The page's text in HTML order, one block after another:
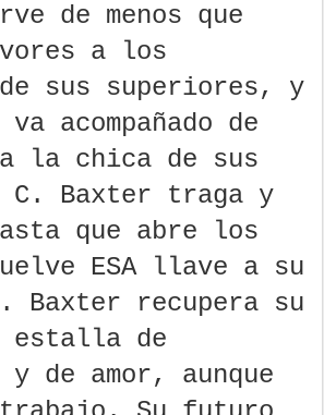
de menos que
a los
sus superiores, y
acompañado de
la chica de sus
C. Baxter traga y
que abre los
ESA llave a su
Baxter recupera su
estalla de
de amor, aunque